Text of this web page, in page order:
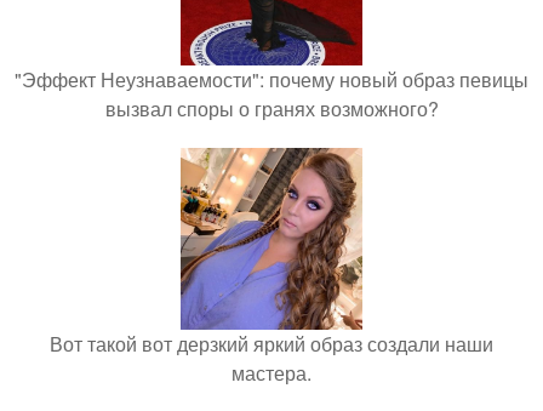
"Эффект Неузнаваемости": почему новый образ певицы
вызвал споры о гранях возможного?
Вот такой вот дерзкий яркий образ создали наши
мастера.